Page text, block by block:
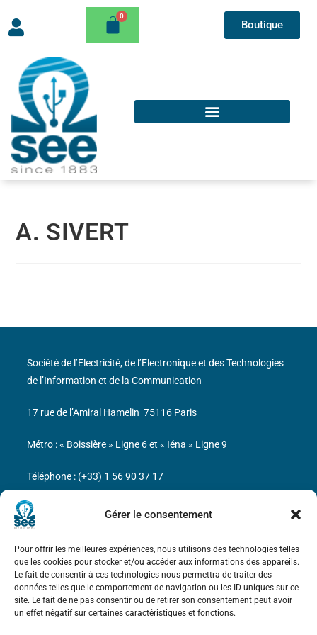
Gérer le consentement
Pour offrir les meilleures expériences, nous utilisons des technologies telles
que les cookies pour stocker et/ou accéder aux informations des appareils.
Le fait de consentir à ces technologies nous permettra de traiter des
données telles que le comportement de navigation ou les ID uniques sur ce
site. Le fait de ne pas consentir ou de retirer son consentement peut avoir
un effet négatif sur certaines caractéristiques et fonctions.
Boutique
A. SIVERT
Bicentenaire des découvertes d’André-
Marie Ampère
Mentions légales
Société de l’Electricité, de l’Electronique et des Technologies
de l’Information et de la Communication
17 rue de l’Amiral Hamelin 75116 Paris
Métro : « Boissière » Ligne 6 et « Iéna » Ligne 9
Téléphone : (+33) 1 56 90 37 17
N° de SIREN : 785 393 232, Code APE : 9412Z TVA intra-
communautaire : FR44 785 393 232